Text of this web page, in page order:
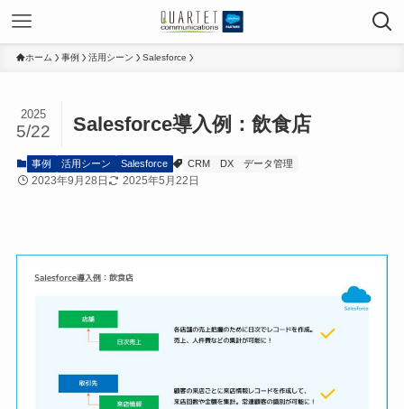
ホーム 事例 活用シーン Salesforce
Salesforce導入例：飲食店
2025
5/22
事例 活用シーン Salesforce CRM DX データ管理
2023年9月28日 2025年5月22日